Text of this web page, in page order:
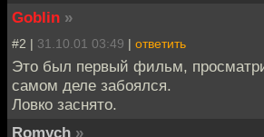
Goblin »
#2 | 31.10.01 03:49 | ответить
Это был первый фильм,
самом деле забоялся.
Ловко заснято.
Romych »